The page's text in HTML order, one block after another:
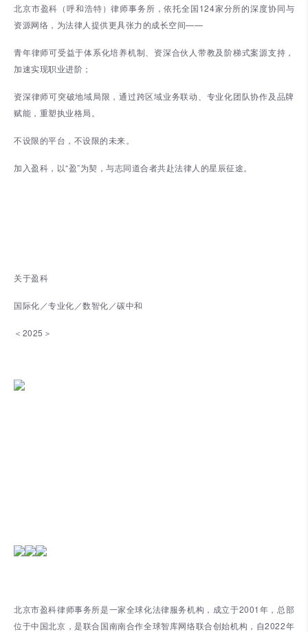
北京市盈科（呼和浩特）律师事务所，依托全国124家分所的深度协同与
资源网络，为法律人提供更具张力的成长空间——
青年律师可受益于体系化培养机制、资深合伙人带教及阶梯式案源支持，
加速实现职业进阶；
资深律师可突破地域局限，通过跨区域业务联动、专业化团队协作及品牌
赋能，重塑执业格局。
不设限的平台，不设限的未来。
加入盈科，以“盈”为契，与志同道合者共赴法律人的星辰征途。
关于盈科
国际化／专业化／数智化／碳中和
＜2025＞
北京市盈科律师事务所是一家全球化法律服务机构，成立于2001年，总部
位于中国北京，是联合国南南合作全球智库网络联合创始机构，自2022年